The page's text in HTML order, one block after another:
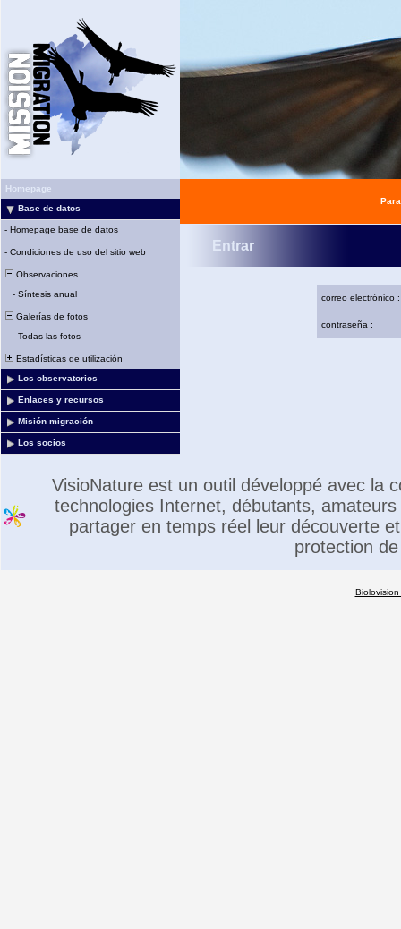
Homepage
Base de datos
- Homepage base de datos
- Condiciones de uso del sitio web
Observaciones
- Síntesis anual
Galerías de fotos
- Todas las fotos
Estadísticas de utilización
Los observatorios
Enlaces y recursos
Misión migración
Los socios
Entrar
correo electrónico :
contraseña :
VisioNature est un outil développé avec la
technologies Internet, débutants,
partager en temps réel leur découverte
protection
Biolovision